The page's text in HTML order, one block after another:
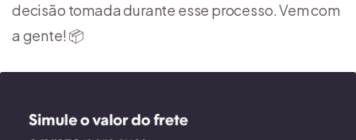
decisão tomada durante esse processo. Vem com
a gente! 📦